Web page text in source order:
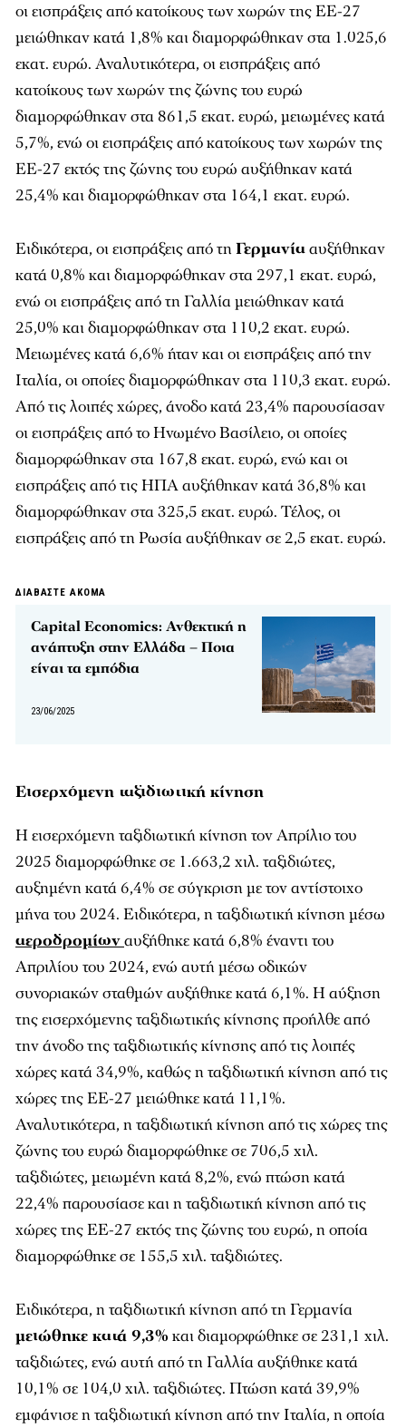
οι εισπράξεις από κατοίκους των χωρών της ΕΕ-27
μειώθηκαν κατά 1,8% και διαμορφώθηκαν στα 1.025,6
εκατ. ευρώ. Αναλυτικότερα, οι εισπράξεις από
κατοίκους των χωρών της ζώνης του ευρώ
διαμορφώθηκαν στα 861,5 εκατ. ευρώ, μειωμένες κατά
5,7%, ενώ οι εισπράξεις από κατοίκους των χωρών της
ΕΕ-27 εκτός της ζώνης του ευρώ αυξήθηκαν κατά
25,4% και διαμορφώθηκαν στα 164,1 εκατ. ευρώ.
Ειδικότερα, οι εισπράξεις από τηΓερμανίααυξήθηκαν
κατά 0,8% και διαμορφώθηκαν στα 297,1 εκατ. ευρώ,
ενώ οι εισπράξεις από τη Γαλλία μειώθηκαν κατά
25,0% και διαμορφώθηκαν στα 110,2 εκατ. ευρώ.
Μειωμένες κατά 6,6% ήταν και οι εισπράξεις από την
Ιταλία, οι οποίες διαμορφώθηκαν στα 110,3 εκατ. ευρώ.
Από τις λοιπές χώρες, άνοδο κατά 23,4% παρουσίασαν
οι εισπράξεις από το Ηνωμένο Βασίλειο, οι οποίες
διαμορφώθηκαν στα 167,8 εκατ. ευρώ, ενώ και οι
εισπράξεις από τις ΗΠΑ αυξήθηκαν κατά 36,8% και
διαμορφώθηκαν στα 325,5 εκατ. ευρώ. Τέλος, οι
εισπράξεις από τη Ρωσία αυξήθηκαν σε 2,5 εκατ. ευρώ.
ΔΙΑΒΑΣΤΕ ΑΚΟΜΑ
Capital Economics: Ανθεκτική η
ανάπτυξη στην Ελλάδα – Ποια
είναι τα εμπόδια
23/06/2025
Εισερχόμενη ταξιδιωτική κίνηση
Η εισερχόμενη ταξιδιωτική κίνηση τον Απρίλιο του
2025 διαμορφώθηκε σε 1.663,2 χιλ. ταξιδιώτες,
αυξημένη κατά 6,4% σε σύγκριση με τον αντίστοιχο
μήνα του 2024. Ειδικότερα, η ταξιδιωτική κίνηση μέσω
αεροδρομίωναυξήθηκε κατά 6,8% έναντι του
Απριλίου του 2024, ενώ αυτή μέσω οδικών
συνοριακών σταθμών αυξήθηκε κατά 6,1%. Η αύξηση
της εισερχόμενης ταξιδιωτικής κίνησης προήλθε από
την άνοδο της ταξιδιωτικής κίνησης από τις λοιπές
χώρες κατά 34,9%, καθώς η ταξιδιωτική κίνηση από τις
χώρες της ΕΕ-27 μειώθηκε κατά 11,1%.
Αναλυτικότερα, η ταξιδιωτική κίνηση από τις χώρες της
ζώνης του ευρώ διαμορφώθηκε σε 706,5 χιλ.
ταξιδιώτες, μειωμένη κατά 8,2%, ενώ πτώση κατά
22,4% παρουσίασε και η ταξιδιωτική κίνηση από τις
χώρες της ΕΕ-27 εκτός της ζώνης του ευρώ, η οποία
διαμορφώθηκε σε 155,5 χιλ. ταξιδιώτες.
Ειδικότερα, η ταξιδιωτική κίνηση από τη Γερμανία
μειώθηκε κατά 9,3% και διαμορφώθηκε σε 231,1 χιλ.
ταξιδιώτες, ενώ αυτή από τη Γαλλία αυξήθηκε κατά
10,1% σε 104,0 χιλ. ταξιδιώτες. Πτώση κατά 39,9%
εμφάνισε η ταξιδιωτική κίνηση από την Ιταλία, η οποία